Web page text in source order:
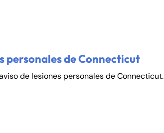
personales de Connecticut
de lesiones personales de Connecticut.